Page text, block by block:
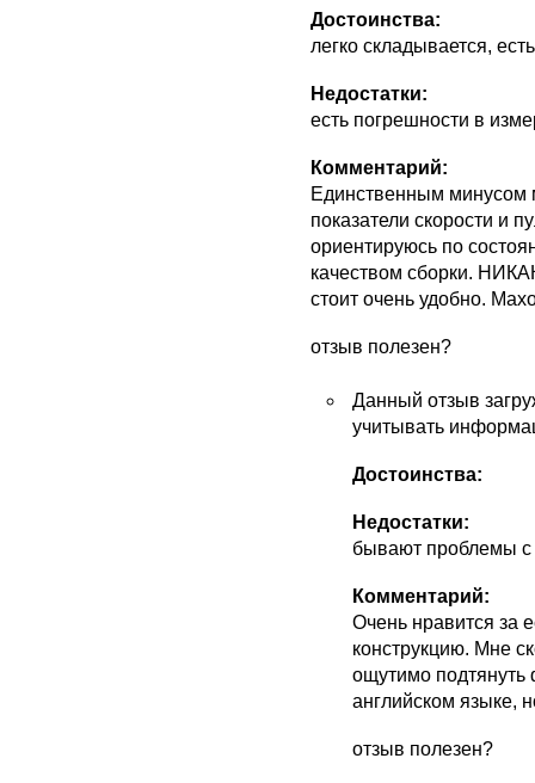
Достоинства:
легко складывается,
Недостатки:
есть погрешности в
Комментарий:
Единственным минусом
показатели скорости и
ориентируюсь по
качеством сборки.
стоит очень удобно.
отзыв полезен?
Данный отзыв
учитывать
Достоинства:
Недостатки:
бывают проблемы с
Комментарий:
Очень нравится за
конструкцию. Мне
ощутимо
английском языке,
отзыв полезен?